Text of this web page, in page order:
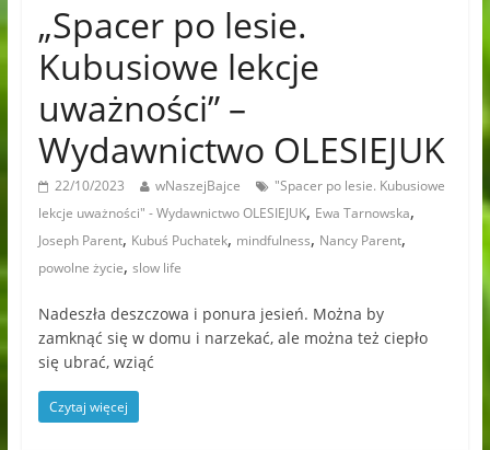
„Spacer po lesie.
Kubusiowe lekcje
uważności” –
Wydawnictwo OLESIEJUK
22/10/2023 wNaszejBajce
"Spacer po lesie. Kubusiowe
lekcje uważności" - Wydawnictwo OLESIEJUK, Ewa Tarnowska,
Joseph Parent, Kubuś Puchatek, mindfulness, Nancy Parent,
powolne życie, slow life
Nadeszła deszczowa i ponura jesień. Można by
zamknąć się w domu i narzekać, ale można też ciepło
się ubrać, wziąć
Czytaj więcej